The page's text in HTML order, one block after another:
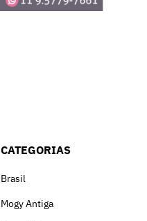
CATEGORIAS
Brasil
Mogy Antiga